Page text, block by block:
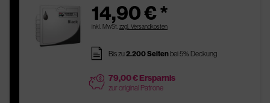
14,90 € *
inkl. MwSt. zzgl. Versandkosten
pages Bis zu2.200 Seitenbei 5% Deckung
price 79,00 € Ersparnis
zur original Patrone